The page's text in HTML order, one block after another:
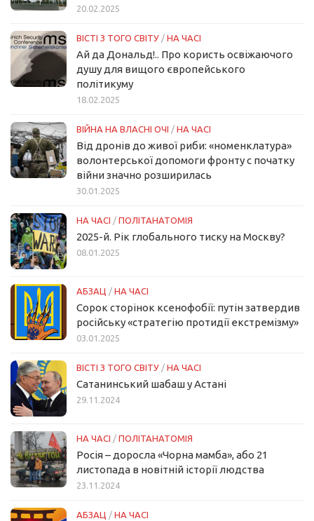
20.02.2025
ВІСТІ З ТОГО СВІТУ / НА ЧАСІ
Ай да Дональд!.. Про користь освіжаючого
душу для вищого європейського
політикуму
18.02.2025
ВІЙНА НА ВЛАСНІ ОЧІ / НА ЧАСІ
Від дронів до живої риби: «номенклатура»
волонтерської допомоги фронту с початку
війни значно розширилась
30.01.2025
НА ЧАСІ / ПОЛІТАНАТОМІЯ
2025-й. Рік глобального тиску на Москву?
08.01.2025
АБЗАЦ / НА ЧАСІ
Сорок сторінок ксенофобії: путін затвердив
російську «стратегію протидії екстремізму»
03.01.2025
ВІСТІ З ТОГО СВІТУ / НА ЧАСІ
Сатанинський шабаш у Астані
29.11.2024
НА ЧАСІ / ПОЛІТАНАТОМІЯ
Росія – доросла «Чорна мамба», або 21
листопада в новітній історії людства
23.11.2024
АБЗАЦ / НА ЧАСІ